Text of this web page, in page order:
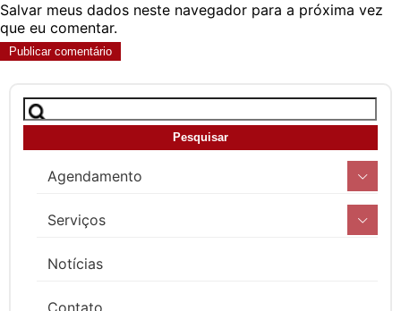
Salvar meus dados neste navegador para a próxima vez
que eu comentar.
Agendamento
Serviços
Notícias
Contato